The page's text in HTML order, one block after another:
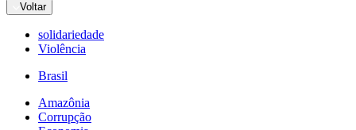
Voltar
solidariedade
Violência
Brasil
Amazônia
Corrupção